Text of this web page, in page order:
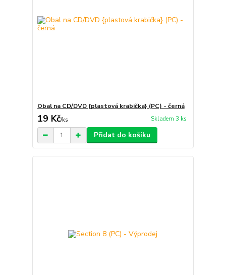
Obal na CD/DVD {plastová krabička} (PC) - černá
19 Kč/ks Skladem 3 ks
Přidat do košíku